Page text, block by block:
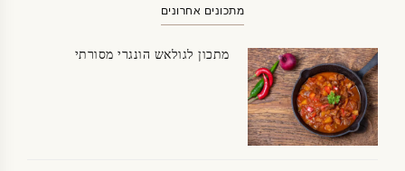
מתכונים אחרונים
מתכון לגולאש הונגרי מסורתי